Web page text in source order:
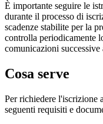
È importante seguire le
durante il processo di
scadenze stabilite per la
controlla periodicamente
comunicazioni
Cosa serve
Per richiedere l'iscrizione
seguenti requisiti e